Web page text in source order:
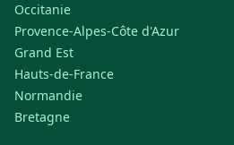
Occitanie
Provence-Alpes-Côte d'Azur
Grand Est
Hauts-de-France
Normandie
Bretagne